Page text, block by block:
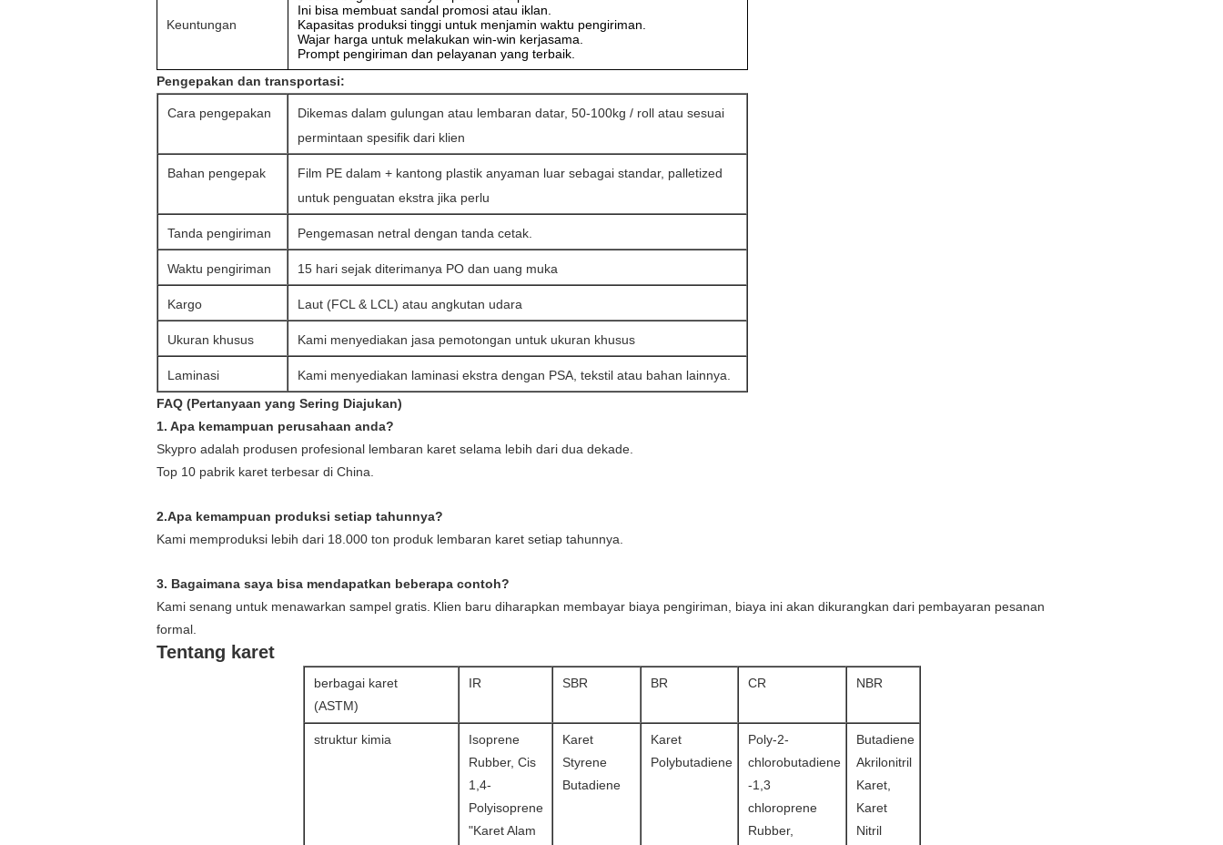
Keuntungan
Ini bisa membuat sandal promosi atau iklan.
Kapasitas produksi tinggi untuk menjamin waktu pengiriman.
Wajar harga untuk melakukan win-win kerjasama.
Prompt pengiriman dan pelayanan yang terbaik.
Pengepakan dan transportasi:
Cara pengepakan
Dikemas dalam gulungan atau lembaran datar, 50-100kg / roll atau sesuai
permintaan spesifik dari klien
Bahan pengepak
Film PE dalam + kantong plastik anyaman luar sebagai standar, palletized
untuk penguatan ekstra jika perlu
Tanda pengiriman Pengemasan netral dengan tanda cetak.
Waktu pengiriman 15 hari sejak diterimanya PO dan uang muka
Kargo Laut (FCL & LCL) atau angkutan udara
Ukuran khusus Kami menyediakan jasa pemotongan untuk ukuran khusus
Laminasi
Kami menyediakan laminasi ekstra dengan PSA, tekstil atau bahan lainnya.
FAQ (Pertanyaan yang Sering Diajukan)
1. Apa kemampuan perusahaan anda?
Skypro adalah produsen profesional lembaran karet selama lebih dari dua dekade.
Top 10 pabrik karet terbesar di China.
2.Apa kemampuan produksi setiap tahunnya?
Kami memproduksi lebih dari 18.000 ton produk lembaran karet setiap tahunnya.
3. Bagaimana saya bisa mendapatkan beberapa contoh?
Kami senang untuk menawarkan sampel gratis. Klien baru diharapkan membayar biaya pengiriman, biaya ini akan dikurangkan dari pembayaran pesanan
formal.
Tentang karet
berbagai karet
(ASTM)
IR SBR BR CR NBR
struktur kimia
Isoprene
Rubber, Cis
1,4-
Polyisoprene
"Karet Alam
Karet
Styrene
Butadiene
Karet
Polybutadiene
Poly-2-
chlorobutadiene
-1,3
chloroprene
Rubber,
Butadiene
Akrilonitril
Karet,
Karet
Nitril